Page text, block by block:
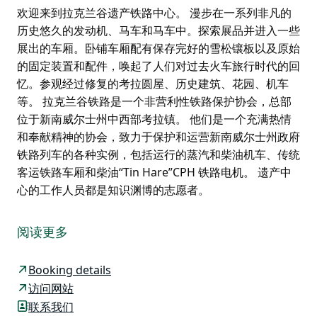
欢迎来到拉克兰谷遗产铁路中心。 漫步在一系列非凡的
历史悠久的发动机、马车和马车中。探索展品并进入一些
展出的车厢。卧铺车厢配有保存完好的雪松镶板以及原始
的固定装置和配件，唤起了人们对过去火车旅行时代的回
忆。参观经过修复的考拉圆屋、历史建筑、花园、机车
等。 拉克兰谷铁路是一个非营利性铁路保护协会，总部
位于新南威尔士州中西部考拉镇。 他们是一个充满热情
和奉献精神的协会，致力于保护和运营新南威尔士州政府
铁路列车的各种实例，包括运行的蒸汽和柴油机车、传统
客运铁路车厢和柴油“Tin Hare”CPH 铁路电机。 遗产中
心的工作人员都是知识渊博的志愿者。
漫步在一系列非凡的历史悠久的发动机、马车和马车中。
的雪松镶板以及原始的固定装置和配件，唤起了人们对过
去火车旅行时代的回忆。参观经过修复的考拉圆屋、历史
建筑、花园、机车等。
阅读更多
Booking details
访问网站
联系我们